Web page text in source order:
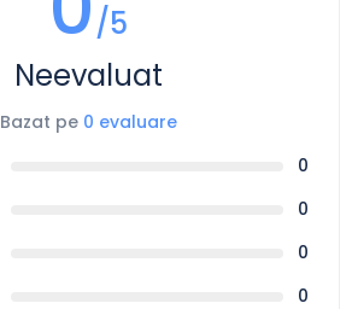
/5
Neevaluat
Bazat pe 0 evaluare
0
0
0
0